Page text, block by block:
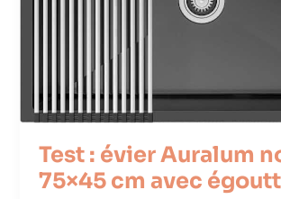
Test : évier Auralum
75×45 cm avec